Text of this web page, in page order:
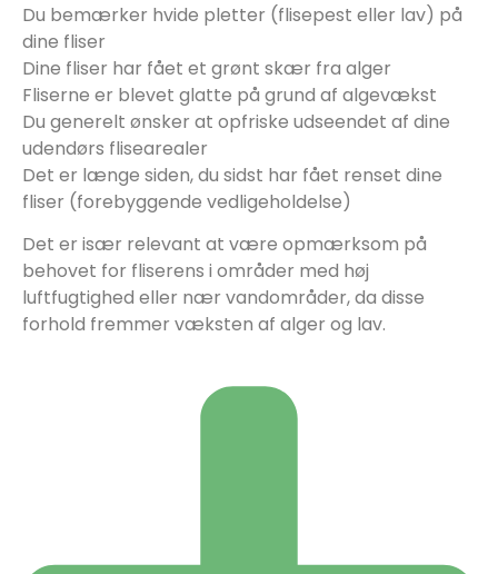
Du bemærker hvide pletter (flisepest eller lav) på
dine fliser
Dine fliser har fået et grønt skær fra alger
Fliserne er blevet glatte på grund af algevækst
Du generelt ønsker at opfriske udseendet af dine
udendørs flisearealer
Det er længe siden, du sidst har fået renset dine
fliser (forebyggende vedligeholdelse)
Det er især relevant at være opmærksom på
behovet for fliserens i områder med høj
luftfugtighed eller nær vandområder, da disse
forhold fremmer væksten af alger og lav.